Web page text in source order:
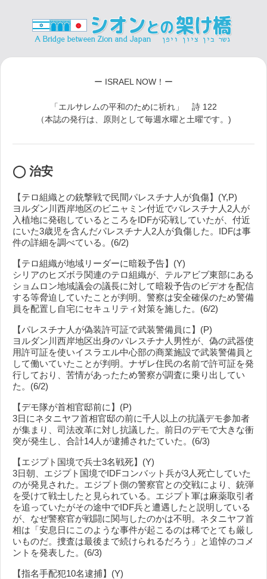
ー ISRAEL NOW！ー
「エルサレムの平和のために祈れ」 詩 122
（本誌の発行は、原則として毎週水曜と土曜です。)
◯ 治安
【テロ組織との銃撃戦で民間パレスチナ人が負傷】(Y,P)
ヨルダン川西岸地区のビニャミン付近でパレスチナ人2人が
入植地に発砲しているところをIDFが応戦していたが、付近
にいた3歳児を含んだパレスチナ人2人が負傷した。IDFは事
件の詳細を調べている。(6/2)
【テロ組織が地域リーダーに暗殺予告】(Y)
シリアのヒズボラ関連のテロ組織が、テルアビブ東部にある
ショムロン地域議会の議長に対して暗殺予告のビデオを配信
する等脅迫していたことが判明。警察は安全確保のため警備
員を配置し自宅にセキュリティ対策を施した。(6/2)
【パレスチナ人が偽装許可証で武装警備員に】(P)
ヨルダン川西岸地区出身のパレスチナ人男性が、偽の武器使
用許可証を使いイスラエル中心部の商業施設で武装警備員と
して働いていたことが判明。ナザレ住民の名前で許可証を発
行しており、苦情があったため警察が調査に乗り出してい
た。(6/2)
【デモ隊が首相官邸前に】(P)
3日にネタニヤフ首相官邸の前に千人以上の抗議デモ参加者
が集まり、司法改革に対し抗議した。前日のデモで大きな衝
突が発生し、合計14人が逮捕されたていた。(6/3)
【エジプト国境で兵士3名戦死】(Y)
3日朝、エジプト国境でIDFコンバット兵が3人死亡していた
のが発見された。エジプト側の警察官との交戦により、銃弾
を受けて戦士したと見られている。エジプト軍は麻薬取引者
を追っていたがその途中でIDF兵と遭遇したと説明している
が、なぜ警察官が戦闘に関与したのかは不明。ネタニヤフ首
相は「安息日にこのような事件が起こるのは稀でとても厳し
いものだ。捜査は最後まで続けられるだろう」と追悼のコメ
ントを発表した。(6/3)
【指名手配犯10名逮捕】(Y)